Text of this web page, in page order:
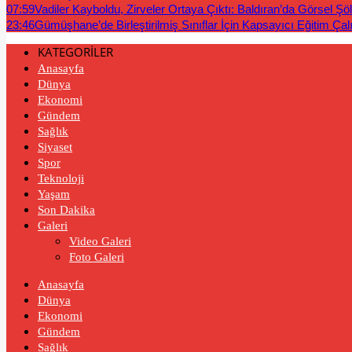
07:59Vadiler Kayboldu, Zirveler Ortaya Çıktı: Baldıran’da Görsel
23:46Gümüşhane’de Birleştirilmiş Sınıflar İçin Kapsayıcı Eğitim
KATEGORİLER
Anasayfa
Dünya
Ekonomi
Gündem
Sağlık
Siyaset
Spor
Teknoloji
Yaşam
Son Dakika
Galeri
Video Galeri
Foto Galeri
Anasayfa
Dünya
Ekonomi
Gündem
Sağlık